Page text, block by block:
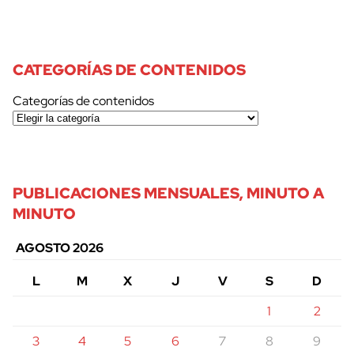
CATEGORÍAS DE CONTENIDOS
Categorías de contenidos
PUBLICACIONES MENSUALES, MINUTO A
MINUTO
AGOSTO 2026
L
M X J V S
D
1
2
3
4 5 6 7 8
9